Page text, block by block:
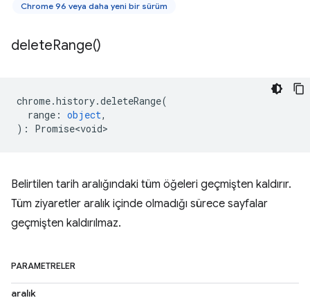
Chrome 96 veya daha yeni bir sürüm
deleteRange()
chrome.history.deleteRange(
range : object,
) : Promise<void>
Belirtilen tarih aralığındaki tüm öğeleri geçmişten kaldırır.
Tüm ziyaretler aralık içinde olmadığı sürece sayfalar
geçmişten kaldırılmaz.
PARAMETRELER
aralık